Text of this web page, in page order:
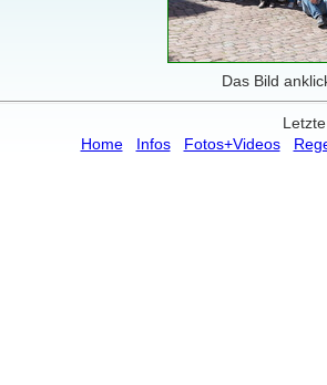
Das Bild
Home
Infos Fotos+Videos